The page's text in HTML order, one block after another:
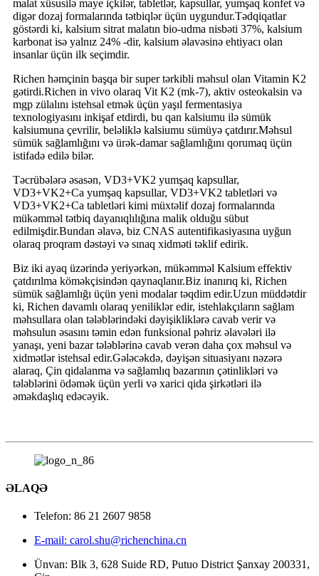
malat xüsusilə maye içkilər, tabletlər, kapsullar, yumşaq konfet və
digər dozaj formalarında tətbiqlər üçün uygundur.Tədqiqatlar
göstərdi ki, kalsium sitrat malatın bio-udma nisbəti 37%, kalsium
karbonat isə yalnız 24% -dir, kalsium əlavəsinə ehtiyacı olan
insanlar üçün ilk seçimdir.
Richen həmçinin başqa bir super tərkibli məhsul olan Vitamin K2
gətirdi.Richen in vivo olaraq Vit K2 (mk-7), aktiv osteokalsin və
mgp zülalını istehsal etmək üçün yaşıl fermentasiya
texnologiyasını inkişaf etdirdi, bu qan kalsiumu ilə sümük
kalsiumuna çevrilir, beləliklə kalsiumu sümüyə çatdırır.Məhsul
sümük sağlamlığını və ürək-damar sağlamlığını qorumaq üçün
istifadə edilə bilər.
Təcrübələrə əsasən, VD3+VK2 yumşaq kapsullar,
VD3+VK2+Ca yumşaq kapsullar, VD3+VK2 tabletləri və
VD3+VK2+Ca tabletləri kimi müxtəlif dozaj formalarında
mükəmməl tətbiq dayanıqlılığına malik olduğu sübut
edilmişdir.Bundan əlavə, biz CNAS autentifikasiyasına uyğun
olaraq proqram dəstəyi və sınaq xidməti təklif edirik.
Biz iki ayaq üzərində yeriyərkən, mükəmməl Kalsium effektiv
çatdırılma köməkçisindən qaynaqlanır.Biz inanırıq ki, Richen
sümük sağlamlığı üçün yeni modalar təqdim edir.Uzun müddətdir
ki, Richen davamlı olaraq yeniliklər edir, istehlakçıların sağlam
məhsullara olan tələblərindəki dəyişikliklərə cavab verir və
məhsulun əsasını təmin edən funksional pəhriz əlavələri ilə
yanaşı, yeni bazar tələblərinə cavab verən daha çox məhsul və
xidmətlər istehsal edir.Gələcəkdə, dəyişən situasiyanı nəzərə
alaraq, Çin qidalanma və sağlamlıq bazarının çətinlikləri və
tələblərini ödəmək üçün yerli və xarici qida şirkətləri ilə
əməkdaşlıq edəcəyik.
ƏLAQƏ
Telefon: 86 21 2607 9858
E-mail: carol.shu@richenchina.cn
Ünvan: Blk 3, 628 Suide RD, Putuo District Şanxay 200331,